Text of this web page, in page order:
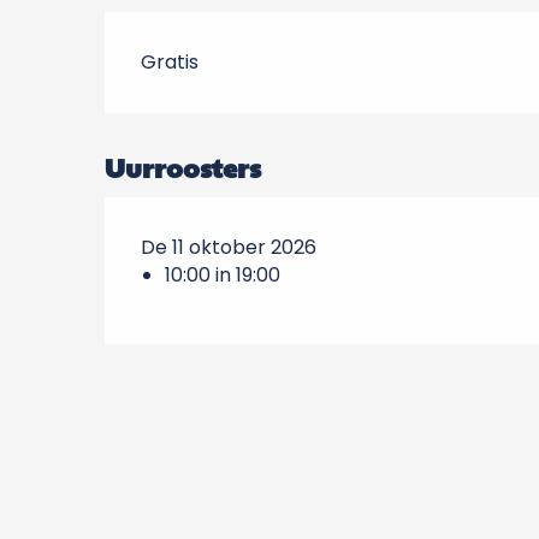
Gratis
Uurroosters
De 11 oktober 2026
10:00 in 19:00